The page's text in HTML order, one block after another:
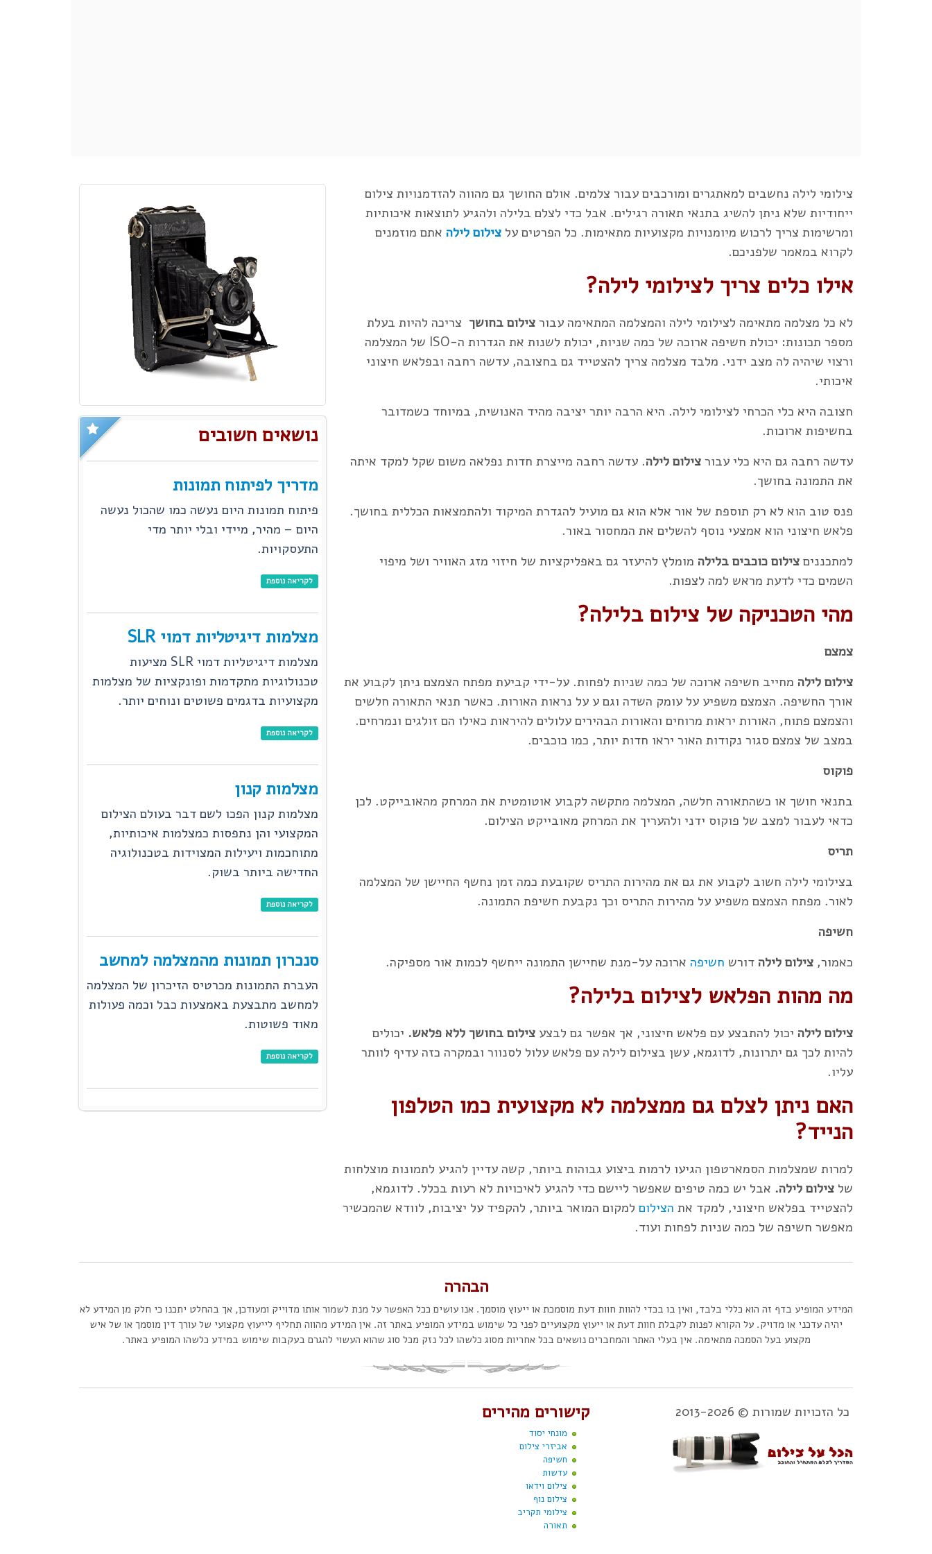
צילומי לילה נחשבים למאתגרים ומורכבים עבור צלמים. אולם החושך גם מהווה להזדמנויות צילום
ייחודיות שלא ניתן להשיג בתנאי תאורה רגילים. אבל כדי לצלם בלילה ולהגיע לתוצאות איכותיות
ומרשימות צריך לרכוש מיומנויות מקצועיות מתאימות. כל הפרטים על צילום לילה אתם מוזמנים
לקרוא במאמר שלפניכם.
אילו כלים צריך לצילומי לילה?
לא כל מצלמה מתאימה לצילומי לילה והמצלמה המתאימה עבורצילום בחושך צריכה להיות בעלת
מספר תכונות: יכולת חשיפה ארוכה של כמה שניות, יכולת לשנות את הגדרות ה-ISO של המצלמה
ורצוי שיהיה לה מצב ידני. מלבד מצלמה צריך להצטייד גם בחצובה, עדשה רחבה ובפלאש חיצוני
איכותי.
חצובה היא כלי הכרחי לצילומי לילה. היא הרבה יותר יציבה מהיד האנושית, במיוחד כשמדובר
בחשיפות ארוכות.
עדשה רחבה גם היא כלי עבורצילום לילה. עדשה רחבה מייצרת חדות נפלאה משום שקל למקד איתה
את התמונה בחושך.
פנס טוב הוא לא רק תוספת של אור אלא הוא גם מועיל להגדרת המיקוד ולהתמצאות הכללית בחושך.
פלאש חיצוני הוא אמצעי נוסף להשלים את המחסור באור.
למתכנניםצילום כוכבים בלילה מומלץ להיעזר גם באפליקציות של חיזוי מזג האוויר ושל מיפוי
השמים כדי לדעת מראש למה לצפות.
מהי הטכניקה של צילום בלילה?
צמצם
צילום לילה מחייב חשיפה ארוכה של כמה שניות לפחות. על-ידי קביעת מפתח הצמצם ניתן לקבוע את
אורך החשיפה. הצמצם משפיע על עומק השדה וגם ע על נראות האורות. כאשר תנאי התאורה חלשים
והצמצם פתוח, האורות יראות מרוחים והאורות הבהירים עלולים להיראות כאילו הם זולגים ונמרחים.
במצב של צמצם סגור נקודות האור יראו חדות יותר, כמו כוכבים.
פוקוס
בתנאי חושך או כשהתאורה חלשה, המצלמה מתקשה לקבוע אוטומטית את המרחק מהאובייקט. לכן
כדאי לעבור למצב של פוקוס ידני ולהעריך את המרחק מאובייקט הצילום.
תריס
בצילומי לילה חשוב לקבוע את גם את מהירות התריס שקובעת כמה זמן נחשף החיישן של המצלמה
לאור. מפתח הצמצם משפיע על מהירות התריס וכך נקבעת חשיפת התמונה.
חשיפה
כאמור, צילום לילה דורש חשיפה ארוכה על-מנת שחיישן התמונה ייחשף לכמות אור מספיקה.
מה מהות הפלאש לצילום בלילה?
צילום לילה יכול להתבצע עם פלאש חיצוני, אך אפשר גם לבצע צילום בחושך ללא פלאש. יכולים
להיות לכך גם יתרונות, לדוגמא, עשן בצילום לילה עם פלאש עלול לסנוור ובמקרה כזה עדיף לוותר
עליו.
האם ניתן לצלם גם ממצלמה לא מקצועית כמו הטלפון
הנייד?
למרות שמצלמות הסמארטפון הגיעו לרמות ביצוע גבוהות ביותר, קשה עדיין להגיע לתמונות מוצלחות
של צילום לילה. אבל יש כמה טיפים שאפשר ליישם כדי להגיע לאיכויות לא רעות בכלל. לדוגמא,
להצטייד בפלאש חיצוני, למקד את הצילום למקום המואר ביותר, להקפיד על יציבות, לוודא שהמכשיר
מאפשר חשיפה של כמה שניות לפחות ועוד.
נושאים חשובים
מדריך לפיתוח תמונות
פיתוח תמונות היום נעשה כמו שהכול נעשה
היום – מהיר, מיידי ובלי יותר מדי
התעסקויות.
לקריאה נוספת
מצלמות דיגיטליות דמוי SLR
מצלמות דיגיטליות דמוי SLR מציעות
טכנולוגיות מתקדמות ופונקציות של מצלמות
מקצועיות בדגמים פשוטים ונוחים יותר.
לקריאה נוספת
מצלמות קנון
מצלמות קנון הפכו לשם דבר בעולם הצילום
המקצועי והן נתפסות כמצלמות איכותיות,
מתוחכמות ויעילות המצוידות בטכנולוגיה
החדישה ביותר בשוק.
לקריאה נוספת
סנכרון תמונות מהמצלמה למחשב
העברת התמונות מכרטיס הזיכרון של המצלמה
למחשב מתבצעת באמצעות כבל וכמה פעולות
מאוד פשוטות.
לקריאה נוספת
הבהרה
המידע המופיע בדף זה הוא כללי בלבד, ואין בו בכדי להוות חוות דעת מוסמכת או ייעוץ מוסמך. אנו עושים ככל האפשר על מנת לשמור אותו מדוייק ומעודכן, אך בהחלט יתכנו כי חלק מן המידע לא
יהיה עדכני או מדויק. על הקורא לפנות לקבלת חוות דעת או ייעוץ מקצועיים לפני כל שימוש במידע המופיע באתר זה. אין המידע מהווה תחליף לייעוץ מקצועי של עורך דין מוסמך או של איש
מקצוע בעל הסמכה מתאימה. אין בעלי האתר והמחברים נושאים בכל אחריות מסוג כלשהו לכל נזק מכל סוג שהוא העשוי להגרם בעקבות שימוש במידע כלשהו המופיע באתר.
כל הזכויות שמורות © 2013-2026 קישורים מהירים
מונחי יסוד
אביזרי צילום
חשיפה
עדשות
צילום וידאו
צילום נוף
צילומי תקריב
תאורה